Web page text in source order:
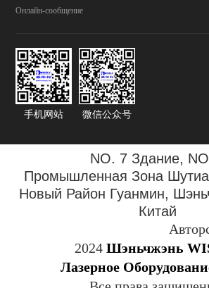
Онлайн-сообщение
手机网站 微信公众号
NO. 7 Здание,
Промышленная Зона
Новый Район Гуанмин,
Китай
2024 Шэньчжэнь
Лазерное